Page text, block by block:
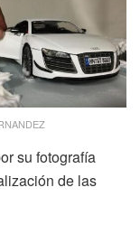
su fotografía
de las